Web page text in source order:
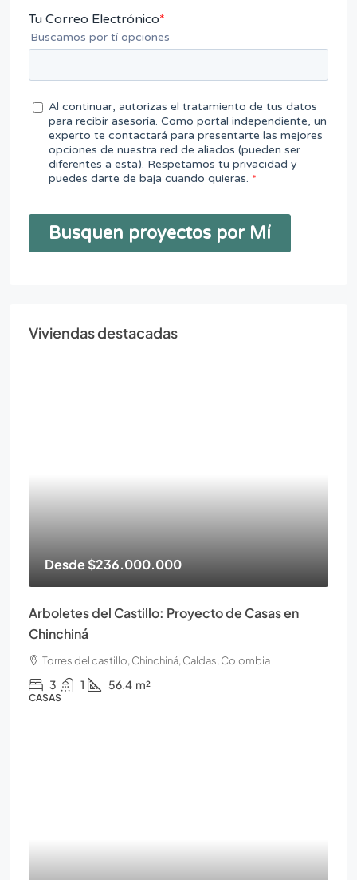
Viviendas destacadas
Desde$236.000.000
Arboletes del Castillo: Proyecto de Casas en
Chinchiná
Torres del castillo, Chinchiná, Caldas, Colombia
3 1 56.4 m²
CASAS